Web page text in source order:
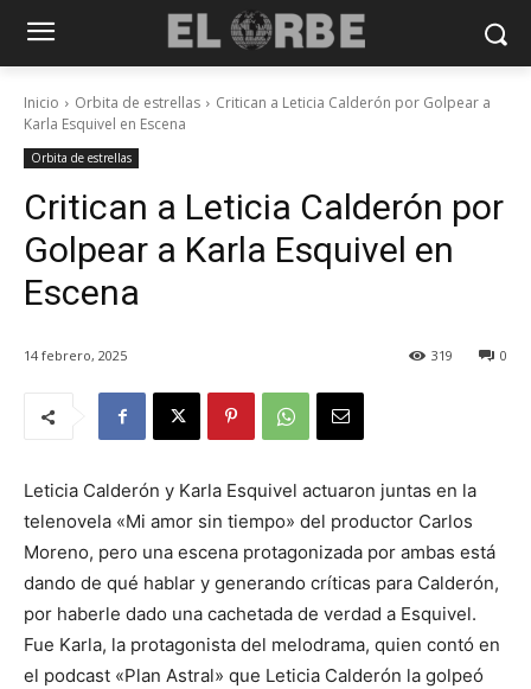
Inicio Orbita de estrellas
Critican a Leticia Calderón por Golpear a
Karla Esquivel en Escena
Orbita de estrellas
Critican a Leticia Calderón por
Golpear a Karla Esquivel en
Escena
14 febrero, 2025 0
319
Leticia Calderón y Karla Esquivel actuaron juntas en la
telenovela «Mi amor sin tiempo» del productor Carlos
Moreno, pero una escena protagonizada por ambas está
dando de qué hablar y generando críticas para Calderón,
por haberle dado una cachetada de verdad a Esquivel.
Fue Karla, la protagonista del melodrama, quien contó en
el podcast «Plan Astral» que Leticia Calderón la golpeó